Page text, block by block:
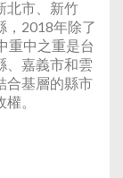
北市、新竹
，2018年除了
重中之重是台
、嘉義市和雲
合基層的縣市
。